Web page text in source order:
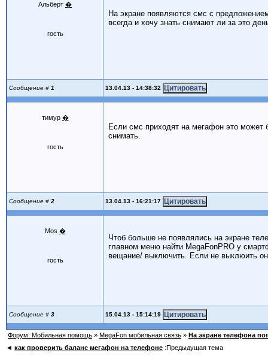
Альберт �
гость
На экране появляются смс с
всегда и хочу знать снимают ли за это
Сообщение # 1 13.04.13 - 14:38:32
тимур �
гость
Если смс приходят на мегафон это может
снимать.
Сообщение # 2 13.04.13 - 16:21:17
Mos �
гость
Чтоб больше не появлялись на экране
главном меню найти MegaFonPRO у
вещание/ выключить. Если не выклюить
Сообщение # 3 15.04.13 - 15:14:19
Форум: Мобильная помощь » MegaFon мобильная связь » На экране телефона
◄ как проверить баланс мегафон на телефоне :Предыдущая тема